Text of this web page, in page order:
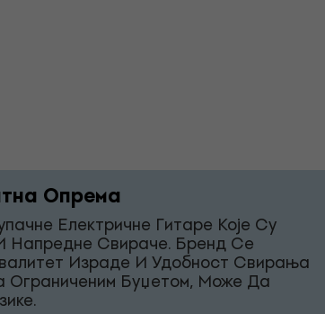
Опрема
Електричне Гитаре Које Су
Напредне Свираче. Бренд Се
Израде И Удобност Свирања
Буџетом, Може Да